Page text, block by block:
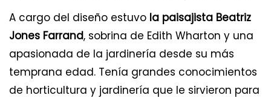
A cargo del diseño estuvo la paisajista Beatriz
Jones Farrand, sobrina de Edith Wharton y una
apasionada de la jardinería desde su más
temprana edad. Tenía grandes conocimientos
de horticultura y jardinería que le sirvieron para